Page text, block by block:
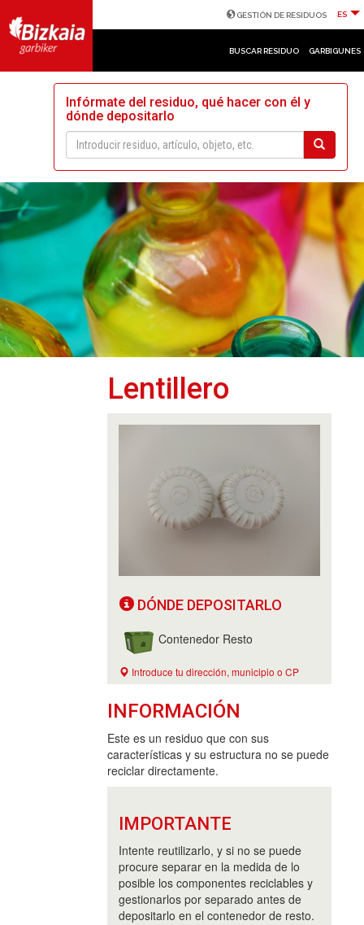
GESTIÓN DE RESIDUOS ES
BUSCAR RESIDUO GARBIGUNES
Infórmate del residuo, qué hacer con él y
dónde depositarlo
Lentillero
DÓNDE DEPOSITARLO
Contenedor Resto
Introduce tu dirección, municipio o CP
INFORMACIÓN
Este es un residuo que con sus
características y su estructura no se puede
reciclar directamente.
IMPORTANTE
Intente reutilizarlo, y si no se puede
procure separar en la medida de lo
posible los componentes reciclables y
gestionarlos por separado antes de
depositarlo en el contenedor de resto.